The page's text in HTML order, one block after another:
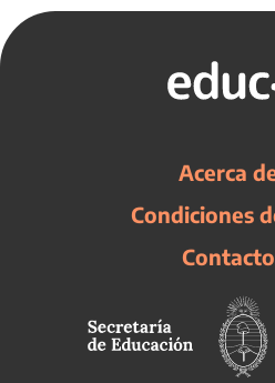
Acerca
Condiciones
Contacto